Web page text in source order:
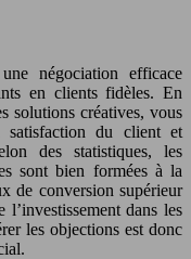
négociation efficace
en clients fidèles. En
solutions créatives, vous
satisfaction du client et
des statistiques, les
sont bien formées à la
de conversion supérieur
dans les
les objections est donc